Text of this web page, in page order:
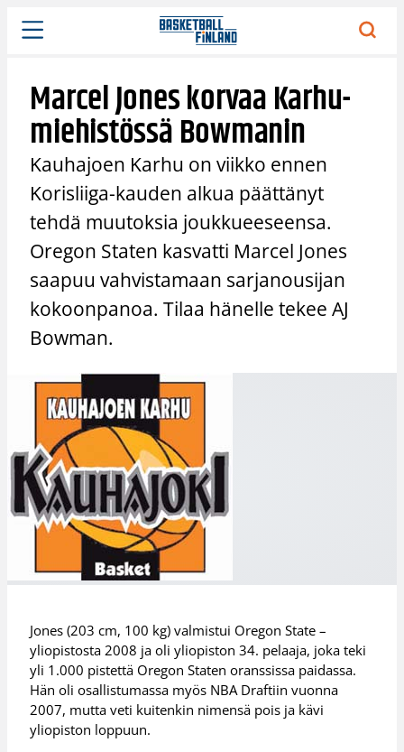
Siirry
sisältöön
Marcel Jones korvaa Karhu-
miehistössä Bowmanin
Kauhajoen Karhu on viikko ennen
Korisliiga-kauden alkua päättänyt
tehdä muutoksia joukkueeseensa.
Oregon Staten kasvatti Marcel Jones
saapuu vahvistamaan sarjanousijan
kokoonpanoa. Tilaa hänelle tekee AJ
Bowman.
Jones (203 cm, 100 kg) valmistui Oregon State –
yliopistosta 2008 ja oli yliopiston 34. pelaaja, joka teki
yli 1.000 pistettä Oregon Staten oranssissa paidassa.
Hän oli osallistumassa myös NBA Draftiin vuonna
2007, mutta veti kuitenkin nimensä pois ja kävi
yliopiston loppuun.